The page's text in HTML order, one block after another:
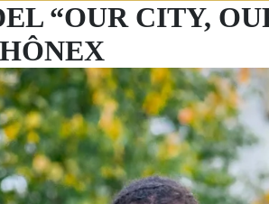
“OUR CITY,